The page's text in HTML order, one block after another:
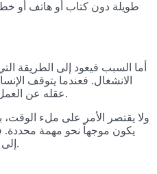
طويلة دون كتاب أو هاتف أو
أما السبب فيعود إلى الطريقة
الانشغال. فعندما يتوقف
عقله عن العمل، بل يبدأ في إنتاج ضجيجه الخاص.
يكون موجهاً نحو مهمة محددة.
إلى حالة مختلفة من النشاط التلقائي.